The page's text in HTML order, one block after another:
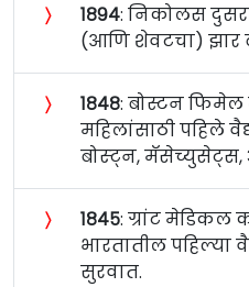
〉 १८९४: निकोलस
(आणि शेवटचा) झार
〉 १८४८: बोस्टन
महिलांसाठी पहिले
बोस्ट्न,
〉 १८४५: ग्रांट मेडिकल
भारतातील पहिल्या
सुरवात.